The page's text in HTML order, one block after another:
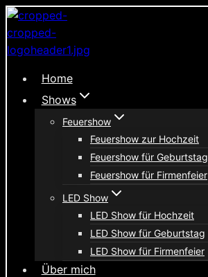
Zum
Inhalt
springen
Home
Shows
Feuershow
Feuershow zur Hochzeit
Feuershow für Geburtstag
Feuershow für Firmenfeier
LED Show
LED Show für Hochzeit
LED Show für Geburtstag
LED Show für Firmenfeier
Über mich